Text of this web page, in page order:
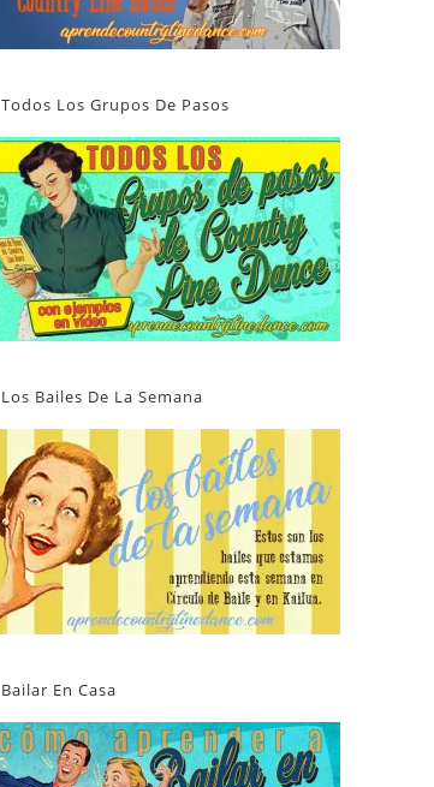
Todos Los Grupos De Pasos
Los Bailes De La Semana
Bailar En Casa